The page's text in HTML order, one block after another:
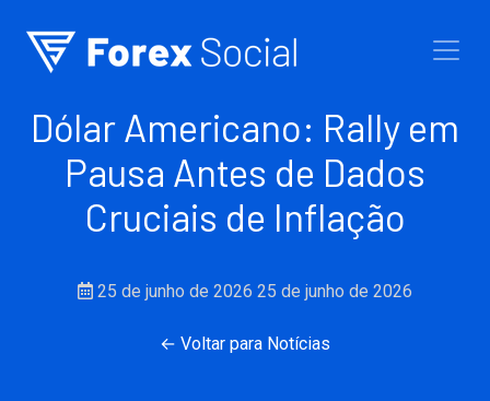
Dólar Americano: Rally em
Pausa Antes de Dados
Cruciais de Inflação
25 de junho de 2026 25 de junho de 2026
← Voltar para Notícias